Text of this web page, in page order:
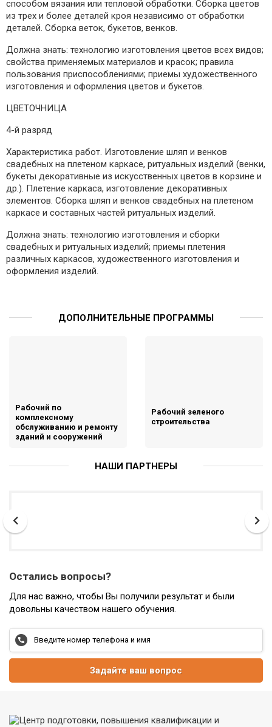
способом вязания или тепловой обработки. Сборка цветов
из трех и более деталей кроя независимо от обработки
деталей. Сборка веток, букетов, венков.
Должна знать: технологию изготовления цветов всех видов;
свойства применяемых материалов и красок; правила
пользования приспособлениями; приемы художественного
изготовления и оформления цветов и букетов.
ЦВЕТОЧНИЦА
4-й разряд
Характеристика работ. Изготовление шляп и венков
свадебных на плетеном каркасе, ритуальных изделий (венки,
букеты декоративные из искусственных цветов в корзине и
др.). Плетение каркаса, изготовление декоративных
элементов. Сборка шляп и венков свадебных на плетеном
каркасе и составных частей ритуальных изделий.
Должна знать: технологию изготовления и сборки
свадебных и ритуальных изделий; приемы плетения
различных каркасов, художественного изготовления и
оформления изделий.
ДОПОЛНИТЕЛЬНЫЕ ПРОГРАММЫ
Рабочий по
комплексному
обслуживанию и ремонту
зданий и сооружений
Рабочий зеленого
строительства
НАШИ ПАРТНЕРЫ
Остались вопросы?
Для нас важно, чтобы Вы получили результат и были
довольны качеством нашего обучения.
Задайте ваш вопрос